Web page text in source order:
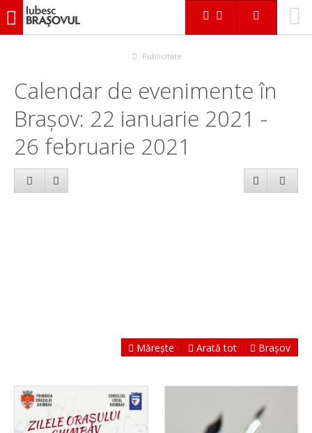
iubescbraşovul.ro
Publicitate
Calendar de evenimente în
Brașov: 22 ianuarie 2021 -
26 februarie 2021
Mărește Arată tot Brașov